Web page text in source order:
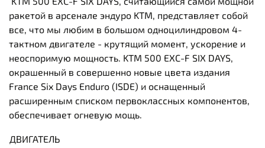
ракетой в арсенале эндуро KTM, представляет собой
все, что мы любим в большом одноцилиндровом 4-
тактном двигателе - крутящий момент, ускорение и
неоспоримую мощность. KTM 500 EXC-F SIX DAYS,
окрашенный в совершенно новые цвета издания
France Six Days Enduro (ISDE) и оснащенный
расширенным списком первоклассных компонентов,
обеспечивает огневую мощь.
ДВИГАТЕЛЬ